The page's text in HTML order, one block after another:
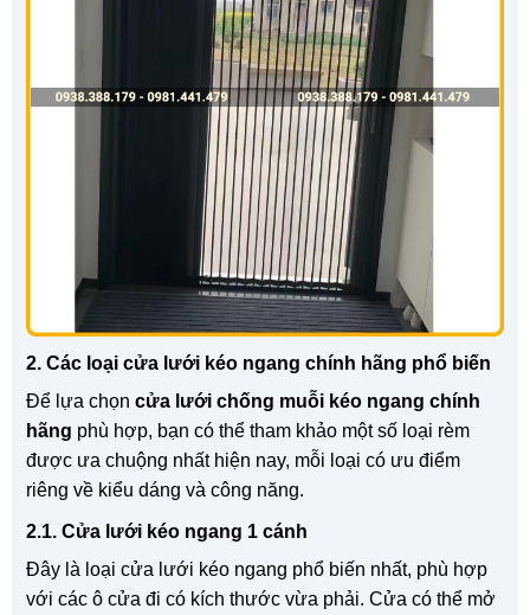
2. Các loại cửa lưới kéo ngang chính hãng phổ biến
Để lựa chọn cửa lưới chống muỗi kéo ngang chính
hãng phù hợp, bạn có thể tham khảo một số loại rèm
được ưa chuộng nhất hiện nay, mỗi loại có ưu điểm
riêng về kiểu dáng và công năng.
2.1. Cửa lưới kéo ngang 1 cánh
Đây là loại cửa lưới kéo ngang phổ biến nhất, phù hợp
với các ô cửa đi có kích thước vừa phải. Cửa có thể mở